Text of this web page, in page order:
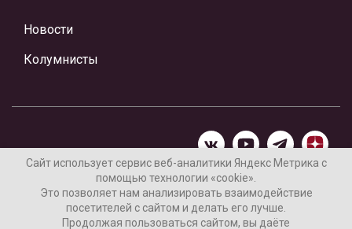
Новости
Колумнисты
Материалы предоставлены редакцией Интернет-газеты
«Ваши новости»
Сайт использует сервис веб-аналитики Яндекс Метрика с
помощью технологии «cookie».
Это позволяет нам анализировать взаимодействие
посетителей с сайтом и делать его лучше.
Продолжая пользоваться сайтом, вы даёте